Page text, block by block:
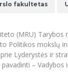
namai
šokių kolektyvas
teatras
ir (ar)
mainai
mobilumas
mobilumas
centras
gerovė
ekspertų
mokslinių
laboratorijos
garbės nariai
ir visuomenės
valdymo ir verslo
sąrašas
kalendorius
fakultetas
(MRU) Tarybos
Politikos mokslų
Lyderystės ir
–